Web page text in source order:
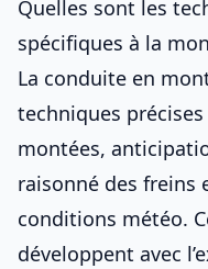
Quelles sont les
spécifiques à la
La conduite en
techniques
montées,
raisonné des freins
conditions météo.
développent avec